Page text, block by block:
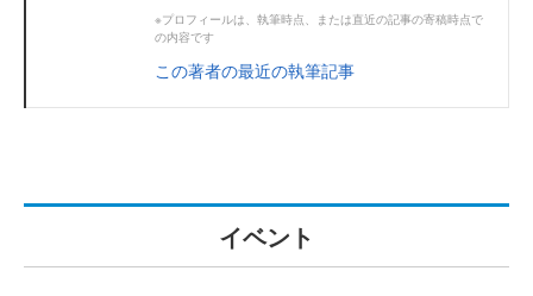
※プロフィールは、執筆時点、または直近の記事の寄稿時点で
の内容です
この著者の最近の執筆記事
イベント